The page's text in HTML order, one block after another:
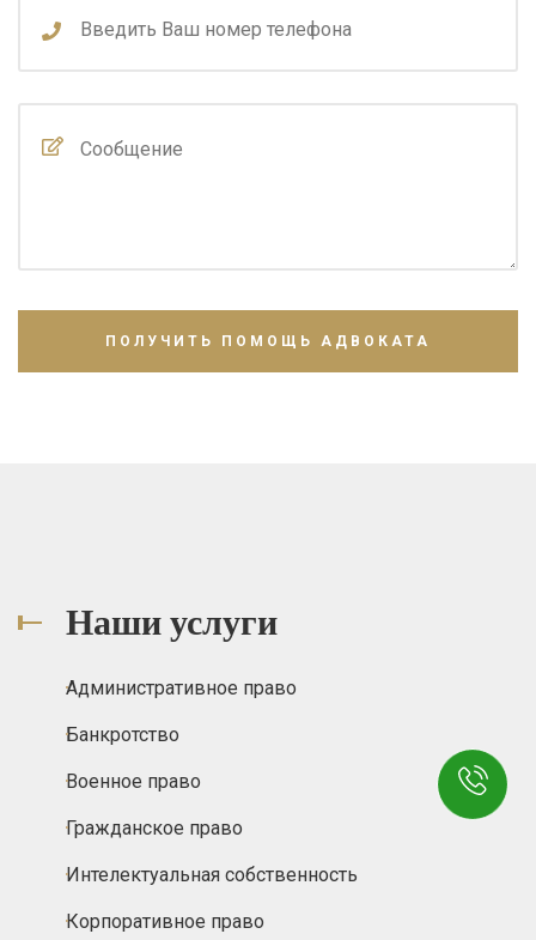
Наши услуги
Административное право
Банкротство
Военное право
Гражданское право
Интелектуальная собственность
Корпоративное право